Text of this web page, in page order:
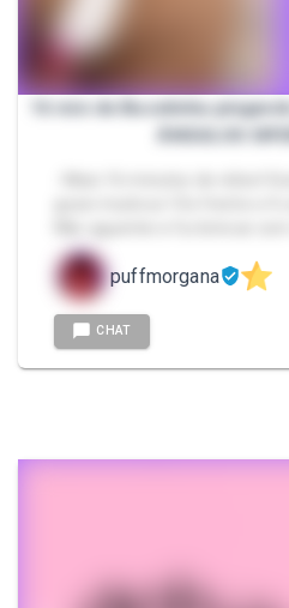
16 min de Bucetinha
puffmorgana
CHAT